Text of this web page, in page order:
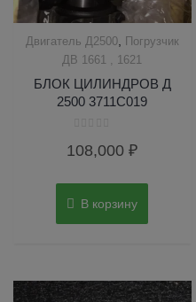
Двигатель Д2500, Погрузчик
ДВ 1661 , 1621
БЛОК ЦИЛИНДРОВ Д
2500 3711С019
0
108,000₽
В корзину